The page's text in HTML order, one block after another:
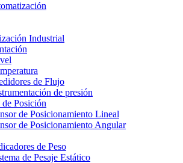
Industrial
de Flujo
de presión
de Posición
de Posicionamiento Lineal
de Posicionamiento Angular
de Peso
de Pesaje Estático